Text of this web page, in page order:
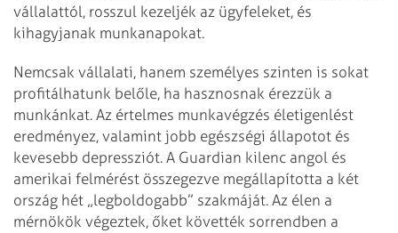
vállalattól, rosszul kezeljék az ügyfeleket, és
kihagyjanak munkanapokat.
Nemcsak vállalati, hanem személyes szinten is sokat
profitálhatunk belőle, ha hasznosnak érezzük a
munkánkat. Az értelmes munkavégzés életigenlést
eredményez, valamint jobb egészségi állapotot és
kevesebb depressziót. A Guardian kilenc angol és
amerikai felmérést összegezve megállapította a két
ország hét „legboldogabb” szakmáját. Az élen a
mérnökök végeztek, őket követték sorrendben a